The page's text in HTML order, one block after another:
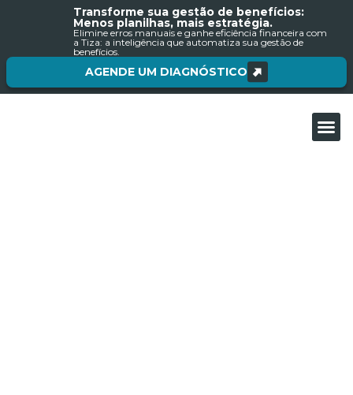
Transforme sua gestão de benefícios:
Menos planilhas, mais estratégia.
Elimine erros manuais e ganhe eficiência financeira com
a Tiza: a inteligência que automatiza sua gestão de
benefícios.
AGENDE UM DIAGNÓSTICO